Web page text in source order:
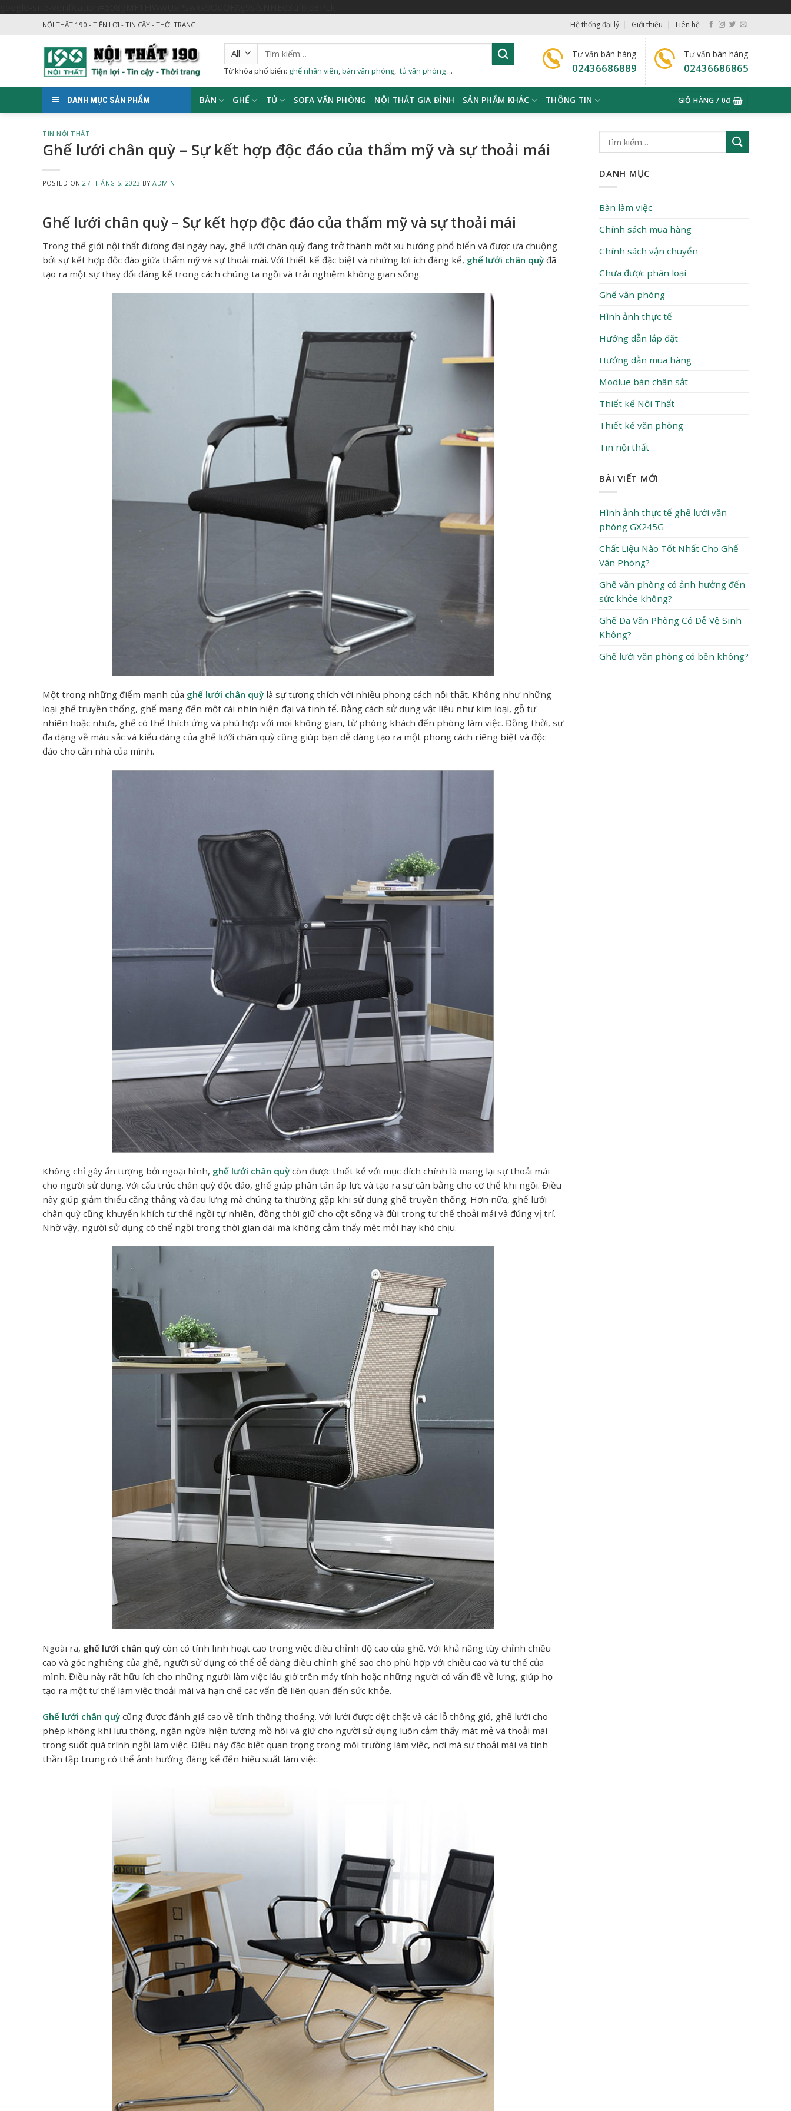
NỘI THẤT 190 - TIỆN LỢI - TIN CẬY - THỜI TRANG Hệ thống đại lý Giới thiệu Liên hệ
Tìm
kiếm:
Từ khóa phổ biến: ghế nhân viên bàn văn phòng tủ văn phòng ...
Tư vấn bán hàng
02436686889
Tư vấn bán hàng
02436686865
DANH MỤC SẢN PHẨM BÀN GHẾ TỦ SOFA VĂN PHÒNG NỘI THẤT GIA ĐÌNH SẢN PHẨM KHÁC THÔNG TIN GIỎ HÀNG / 0₫
TIN NỘI THẤT
Ghế lưới chân quỳ – Sự kết hợp độc đáo của thẩm mỹ và sự thoải mái
POSTED ON27 THÁNG 5, 2023 BY ADMIN
Ghế lưới chân quỳ – Sự kết hợp độc đáo của thẩm mỹ và sự thoải mái
Trong thế giới nội thất đương đại ngày nay, ghế lưới chân quỳ đang trở thành một xu hướng phổ biến và được ưa chuộng
bởi sự kết hợp độc đáo giữa thẩm mỹ và sự thoải mái. Với thiết kế đặc biệt và những lợi ích đáng kể, ghế lưới chân quỳ đã
tạo ra một sự thay đổi đáng kể trong cách chúng ta ngồi và trải nghiệm không gian sống.
Một trong những điểm mạnh của ghế lưới chân quỳ là sự tương thích với nhiều phong cách nội thất. Không như những
loại ghế truyền thống, ghế mang đến một cái nhìn hiện đại và tinh tế. Bằng cách sử dụng vật liệu như kim loại, gỗ tự
nhiên hoặc nhựa, ghế có thể thích ứng và phù hợp với mọi không gian, từ phòng khách đến phòng làm việc. Đồng thời, sự
đa dạng về màu sắc và kiểu dáng của ghế lưới chân quỳ cũng giúp bạn dễ dàng tạo ra một phong cách riêng biệt và độc
đáo cho căn nhà của mình.
Không chỉ gây ấn tượng bởi ngoại hình, ghế lưới chân quỳ còn được thiết kế với mục đích chính là mang lại sự thoải mái
cho người sử dụng. Với cấu trúc chân quỳ độc đáo, ghế giúp phân tán áp lực và tạo ra sự cân bằng cho cơ thể khi ngồi. Điều
này giúp giảm thiểu căng thẳng và đau lưng mà chúng ta thường gặp khi sử dụng ghế truyền thống. Hơn nữa, ghế lưới
chân quỳ cũng khuyến khích tư thế ngồi tự nhiên, đồng thời giữ cho cột sống và đùi trong tư thế thoải mái và đúng vị trí.
Nhờ vậy, người sử dụng có thể ngồi trong thời gian dài mà không cảm thấy mệt mỏi hay khó chịu.
Ngoài ra, ghế lưới chân quỳ còn có tính linh hoạt cao trong việc điều chỉnh độ cao của ghế. Với khả năng tùy chỉnh chiều
cao và góc nghiêng của ghế, người sử dụng có thể dễ dàng điều chỉnh ghế sao cho phù hợp với chiều cao và tư thế của
mình. Điều này rất hữu ích cho những người làm việc lâu giờ trên máy tính hoặc những người có vấn đề về lưng, giúp họ
tạo ra một tư thế làm việc thoải mái và hạn chế các vấn đề liên quan đến sức khỏe.
Ghế lưới chân quỳ cũng được đánh giá cao về tính thông thoáng. Với lưới được dệt chặt và các lỗ thông gió, ghế lưới cho
phép không khí lưu thông, ngăn ngừa hiện tượng mồ hôi và giữ cho người sử dụng luôn cảm thấy mát mẻ và thoải mái
trong suốt quá trình ngồi làm việc. Điều này đặc biệt quan trọng trong môi trường làm việc, nơi mà sự thoải mái và tinh
thần tập trung có thể ảnh hưởng đáng kể đến hiệu suất làm việc.
DANH MỤC
Bàn làm việc
Chính sách mua hàng
Chính sách vận chuyển
Chưa được phân loại
Ghế văn phòng
Hình ảnh thực tế
Hướng dẫn lắp đặt
Hướng dẫn mua hàng
Modlue bàn chân sắt
Thiết kế Nội Thất
Thiết kế văn phòng
Tin nội thất
BÀI VIẾT MỚI
Hình ảnh thực tế ghế lưới văn
phòng GX245G
Chất Liệu Nào Tốt Nhất Cho Ghế
Văn Phòng?
Ghế văn phòng có ảnh hưởng đến
sức khỏe không?
Ghế Da Văn Phòng Có Dễ Vệ Sinh
Không?
Ghế lưới văn phòng có bền không?